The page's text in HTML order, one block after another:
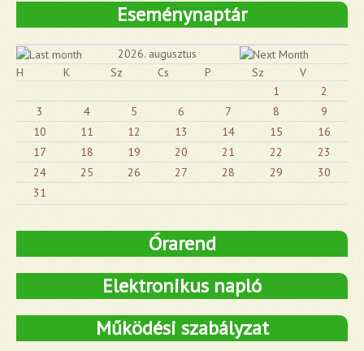
Eseménynaptár
2026. augusztus
H
K Sz Cs P Sz
V
1
2
3
4 5 6 7 8
9
10
11 12 13 14 15
16
17
18 19 20 21 22
23
24
25 26 27 28 29
30
31
Órarend
Elektronikus napló
Működési szabályzat